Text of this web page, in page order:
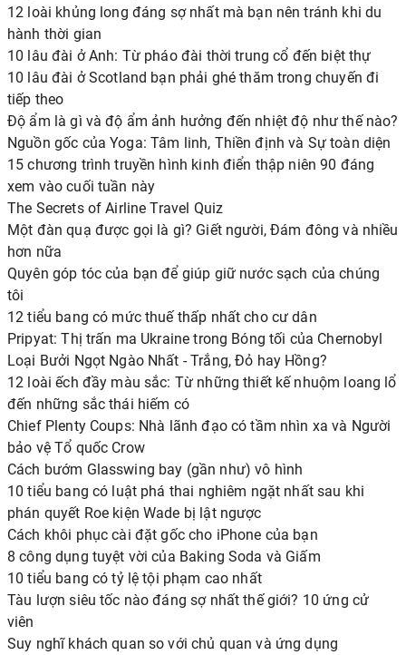
12 loài khủng long đáng sợ nhất mà bạn nên tránh khi du
hành thời gian
10 lâu đài ở Anh: Từ pháo đài thời trung cổ đến biệt thự
10 lâu đài ở Scotland bạn phải ghé thăm trong chuyến đi
tiếp theo
Độ ẩm là gì và độ ẩm ảnh hưởng đến nhiệt độ như thế nào?
Nguồn gốc của Yoga: Tâm linh, Thiền định và Sự toàn diện
15 chương trình truyền hình kinh điển thập niên 90 đáng
xem vào cuối tuần này
The Secrets of Airline Travel Quiz
Một đàn quạ được gọi là gì? Giết người, Đám đông và nhiều
hơn nữa
Quyên góp tóc của bạn để giúp giữ nước sạch của chúng
tôi
12 tiểu bang có mức thuế thấp nhất cho cư dân
Pripyat: Thị trấn ma Ukraine trong Bóng tối của Chernobyl
Loại Bưởi Ngọt Ngào Nhất - Trắng, Đỏ hay Hồng?
12 loài ếch đầy màu sắc: Từ những thiết kế nhuộm loang lổ
đến những sắc thái hiếm có
Chief Plenty Coups: Nhà lãnh đạo có tầm nhìn xa và Người
bảo vệ Tổ quốc Crow
Cách bướm Glasswing bay (gần như) vô hình
10 tiểu bang có luật phá thai nghiêm ngặt nhất sau khi
phán quyết Roe kiện Wade bị lật ngược
Cách khôi phục cài đặt gốc cho iPhone của bạn
8 công dụng tuyệt vời của Baking Soda và Giấm
10 tiểu bang có tỷ lệ tội phạm cao nhất
Tàu lượn siêu tốc nào đáng sợ nhất thế giới? 10 ứng cử
viên
Suy nghĩ khách quan so với chủ quan và ứng dụng